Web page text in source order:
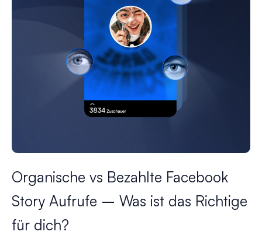
Organische vs Bezahlte Facebook
Story Aufrufe – Was ist das Richtige
für dich?